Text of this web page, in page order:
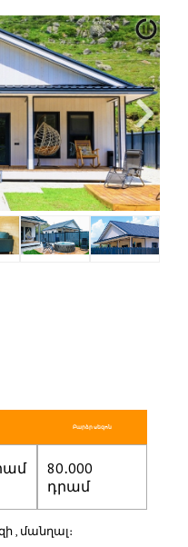
Բարձր սեզոն
80․000
դրամ
, մանղալ։